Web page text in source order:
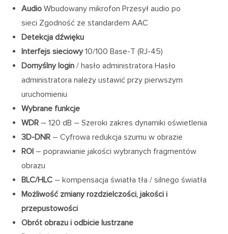
Audio Wbudowany mikrofon Przesył audio po
sieci Zgodność ze standardem AAC
Detekcja dźwięku
Interfejs sieciowy10/100 Base-T (RJ-45)
Domyślny login / hasło administratora Hasło
administratora należy ustawić przy pierwszym
uruchomieniu
Wybrane funkcje
WDR – 120 dB – Szeroki zakres dynamiki oświetlenia
3D-DNR – Cyfrowa redukcja szumu w obrazie
ROI – poprawianie jakości wybranych fragmentów
obrazu
BLC/HLC – kompensacja światła tła / silnego światła
Możliwość zmiany rozdzielczości, jakości i
przepustowości
Obrót obrazu i odbicie lustrzane